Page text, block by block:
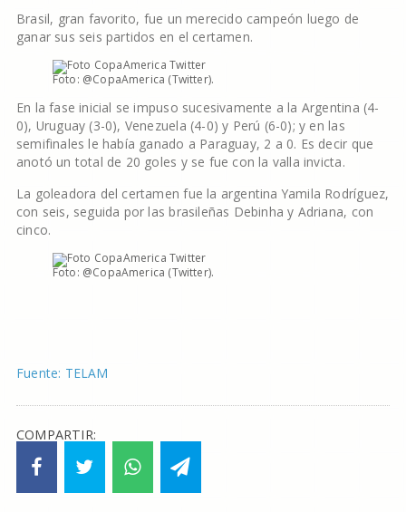
Brasil, gran favorito, fue un merecido campeón luego de
ganar sus seis partidos en el certamen.
Foto: @CopaAmerica (Twitter).
En la fase inicial se impuso sucesivamente a la Argentina (4-
0), Uruguay (3-0), Venezuela (4-0) y Perú (6-0); y en las
semifinales le había ganado a Paraguay, 2 a 0. Es decir que
anotó un total de 20 goles y se fue con la valla invicta.
La goleadora del certamen fue la argentina Yamila Rodríguez,
con seis, seguida por las brasileñas Debinha y Adriana, con
cinco.
Foto: @CopaAmerica (Twitter).
Fuente: TELAM
COMPARTIR: